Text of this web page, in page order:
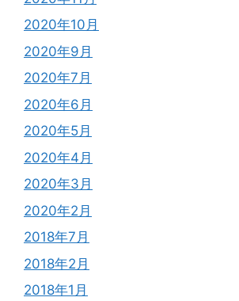
2020年10月
2020年9月
2020年7月
2020年6月
2020年5月
2020年4月
2020年3月
2020年2月
2018年7月
2018年2月
2018年1月